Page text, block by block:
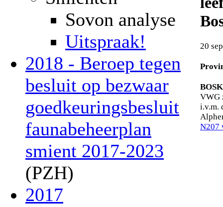
Sovon analyse
Uitspraak!
2018 - Beroep tegen
besluit op bezwaar
goedkeuringsbesluit
faunabeheerplan
smient 2017-2023
(PZH)
2017
20
VWG
i.v.m.
N207